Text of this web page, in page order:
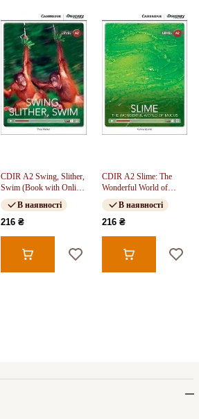
CDIR A2 Swing, Slither,
Swim (Book with Online
Access)
В наявності
216 ₴
CDIR A2 Slime: The
Wonderful World of
Mucus (Book with
Online Access)
В наявності
216 ₴